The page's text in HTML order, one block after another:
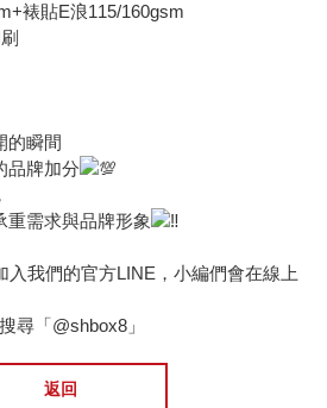
裱貼E浪115/160gsm
的瞬間
品牌加分
重需求與品牌形象
入我們的官方LINE，小編們會在線上
尋「@shbox8」
返回